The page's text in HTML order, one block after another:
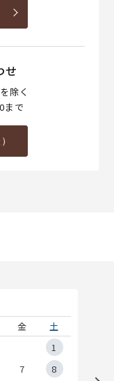
せ
除く
まで
金
土
1
7
8